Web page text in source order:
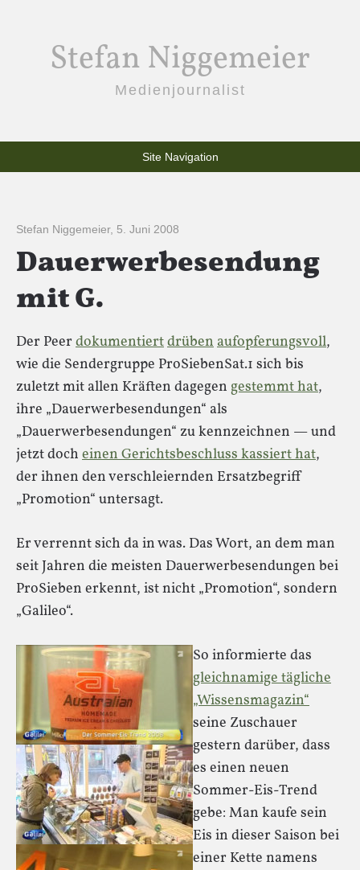
Stefan Niggemeier
Medienjournalist
Site Navigation
Stefan Niggemeier, 5. Juni 2008
Dauerwerbesendung
mit G.
Der Peer dokumentiertdrübenaufopferungsvoll,
wie die Sendergruppe ProSiebenSat.1 sich bis
zuletzt mit allen Kräften dagegen gestemmt hat,
ihre „Dauerwerbesendungen“ als
„Dauerwerbesendungen“ zu kennzeichnen — und
jetzt doch einen Gerichtsbeschluss kassiert hat,
der ihnen den verschleiernden Ersatzbegriff
„Promotion“ untersagt.
Er verrennt sich da in was. Das Wort, an dem man
seit Jahren die meisten Dauerwerbesendungen bei
ProSieben erkennt, ist nicht „Promotion“, sondern
„Galileo“.
So informierte das
gleichnamige tägliche
„Wissensmagazin“
seine Zuschauer
gestern darüber, dass
es einen neuen
Sommer-Eis-Trend
gebe: Man kaufe sein
Eis in dieser Saison bei
einer Kette namens